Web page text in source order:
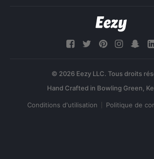
© 2026 Eezy LLC. Tous droits
Conditions d'utilisation Politique de